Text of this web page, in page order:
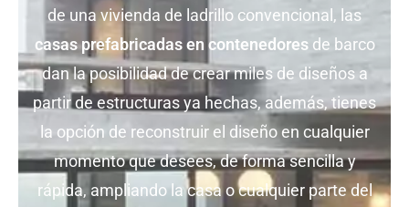
de una vivienda de ladrillo convencional, las
casas prefabricadas en contenedoresde barco
dan la posibilidad de crear miles de diseños a
partir de estructuras ya hechas, además, tienes
la opción de reconstruir el diseño en cualquier
momento que desees, de forma sencilla y
rápida, ampliando la casa o cualquier parte del